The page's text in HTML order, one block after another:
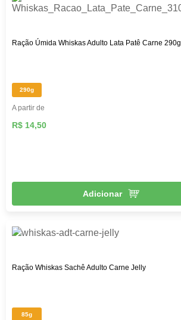
Ração Úmida Whiskas Adulto Lata Patê Carne 290g
290g
A partir de
R$ 14,50
Adicionar
Ração Whiskas Sachê Adulto Carne Jelly
85g